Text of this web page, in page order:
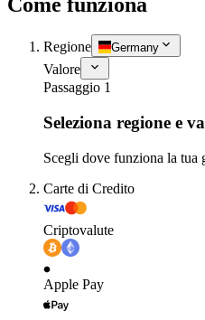
Regione Germany
Valore
Passaggio 1
Seleziona regione e
Scegli dove funziona la tua
Carte di Credito
Criptovalute
Apple Pay